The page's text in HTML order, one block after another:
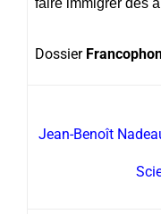
Dossier
Jean-Benoît